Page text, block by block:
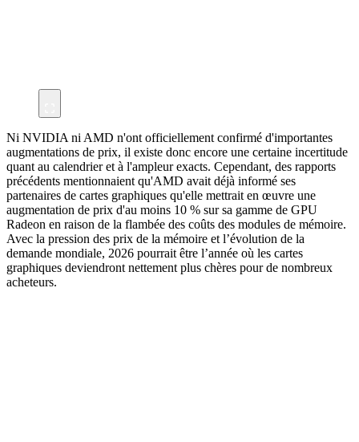
Ni NVIDIA ni AMD n'ont officiellement confirmé d'importantes
augmentations de prix, il existe donc encore une certaine incertitude
quant au calendrier et à l'ampleur exacts. Cependant, des rapports
précédents mentionnaient qu'AMD avait déjà informé ses
partenaires de cartes graphiques qu'elle mettrait en œuvre une
augmentation de prix d'au moins 10 % sur sa gamme de GPU
Radeon en raison de la flambée des coûts des modules de mémoire.
Avec la pression des prix de la mémoire et l’évolution de la
demande mondiale, 2026 pourrait être l’année où les cartes
graphiques deviendront nettement plus chères pour de nombreux
acheteurs.